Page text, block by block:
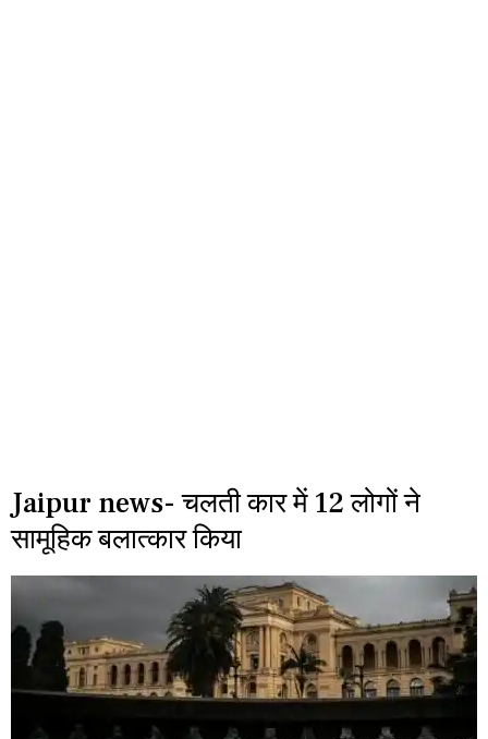
Jaipur news- चलती कार में 12 लोगों ने
सामूहिक बलात्कार किया